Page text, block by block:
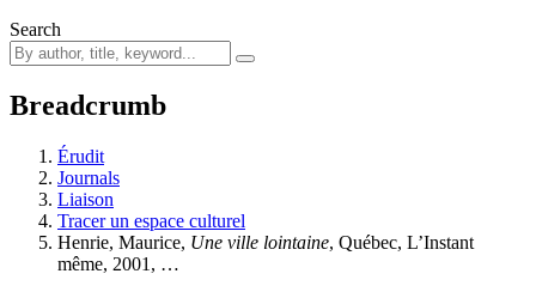
Search
Breadcrumb
Érudit
Journals
Liaison
Tracer un espace culturel
Henrie, Maurice, Une ville lointaine, Québec, L’Instant
même, 2001, …